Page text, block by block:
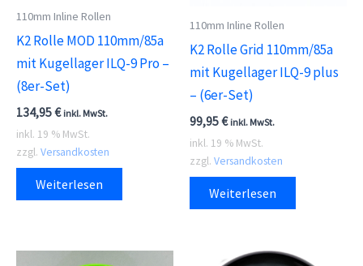
110mm Inline Rollen
K2 Rolle MOD 110mm/85a
mit Kugellager ILQ-9 Pro –
(8er-Set)
134,95€ inkl. MwSt.
inkl. 19 % MwSt.
zzgl. Versandkosten
Weiterlesen
110mm Inline Rollen
K2 Rolle Grid 110mm/85a
mit Kugellager ILQ-9 plus
– (6er-Set)
99,95€ inkl. MwSt.
inkl. 19 % MwSt.
zzgl. Versandkosten
Weiterlesen